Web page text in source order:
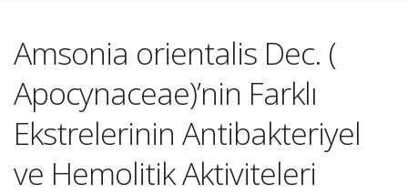
Amsonia orientalis Dec. (
Apocynaceae)’nin Farklı
Ekstrelerinin Antibakteriyel
ve Hemolitik Aktiviteleri